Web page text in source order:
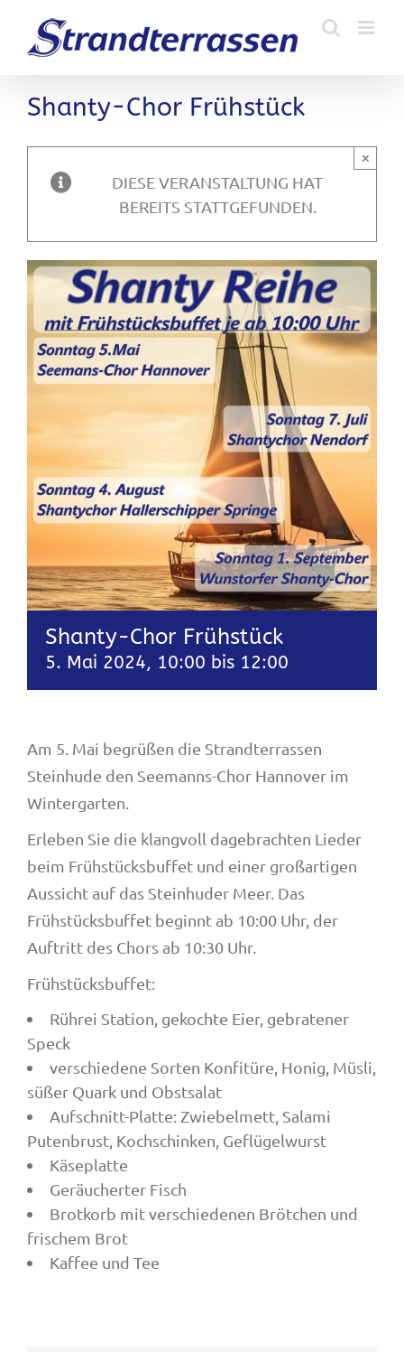
Inhalt
springen
Shanty-Chor Frühstück
DIESE VERANSTALTUNG HAT
BEREITS STATTGEFUNDEN.
×
Shanty-Chor Frühstück
5. Mai 2024, 10:00 bis 12:00
Am 5. Mai begrüßen die Strandterrassen
Steinhude den Seemanns-Chor Hannover im
Wintergarten.
Erleben Sie die klangvoll dagebrachten Lieder
beim Frühstücksbuffet und einer großartigen
Aussicht auf das Steinhuder Meer. Das
Frühstücksbuffet beginnt ab 10:00 Uhr, der
Auftritt des Chors ab 10:30 Uhr.
Frühstücksbuffet:
Rührei Station, gekochte Eier, gebratener
Speck
verschiedene Sorten Konfitüre, Honig, Müsli,
süßer Quark und Obstsalat
Aufschnitt-Platte: Zwiebelmett, Salami
Putenbrust, Kochschinken, Geflügelwurst
Käseplatte
Geräucherter Fisch
Brotkorb mit verschiedenen Brötchen und
frischem Brot
Kaffee und Tee